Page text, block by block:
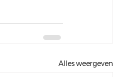
Alles weergeven